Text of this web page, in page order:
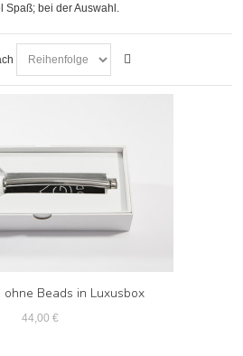
bei der Auswahl.
ohne Beads in Luxusbox
44,00 €